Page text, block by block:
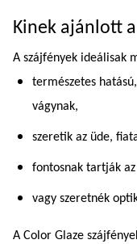
Kinek ajánlott
A szájfények ideálisak
természetes
vágynak,
szeretik az üde,
fontosnak tartják
vagy szeretnék
A Color Glaze